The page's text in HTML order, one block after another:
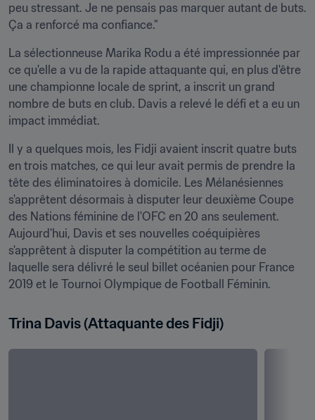
peu stressant. Je ne pensais pas marquer autant de buts.
Ça a renforcé ma confiance."
La sélectionneuse Marika Rodu a été impressionnée par
ce qu'elle a vu de la rapide attaquante qui, en plus d'être
une championne locale de sprint, a inscrit un grand
nombre de buts en club. Davis a relevé le défi et a eu un
impact immédiat.
Il y a quelques mois, les Fidji avaient inscrit quatre buts
en trois matches, ce qui leur avait permis de prendre la
tête des éliminatoires à domicile. Les Mélanésiennes
s'apprêtent désormais à disputer leur deuxième Coupe
des Nations féminine de l'OFC en 20 ans seulement.
Aujourd'hui, Davis et ses nouvelles coéquipières
s'apprêtent à disputer la compétition au terme de
laquelle sera délivré le seul billet océanien pour France
2019 et le Tournoi Olympique de Football Féminin.
Trina Davis (Attaquante des Fidji)